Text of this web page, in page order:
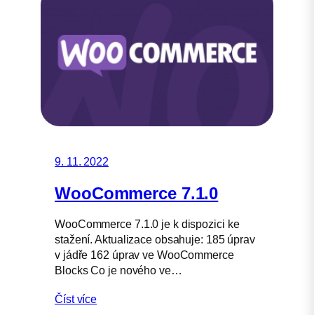
9. 11. 2022
WooCommerce 7.1.0
WooCommerce 7.1.0 je k dispozici ke
stažení. Aktualizace obsahuje: 185 úprav
v jádře 162 úprav ve WooCommerce
Blocks Co je nového ve…
Číst více